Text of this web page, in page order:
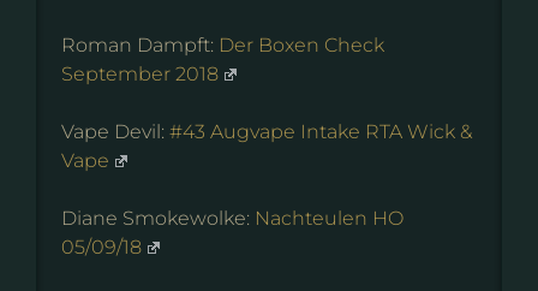
Roman Dampft: Der Boxen Check
September 2018
Vape Devil: #43 Augvape Intake RTA Wick &
Vape
Diane Smokewolke: Nachteulen HO
05/09/18